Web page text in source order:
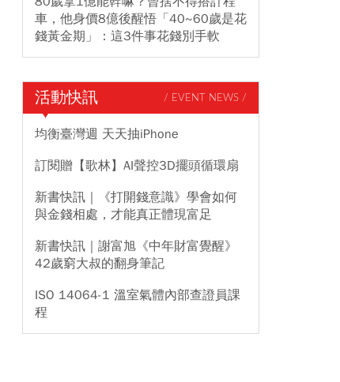
車，他身價8億後醒悟「40~60歲是花
錢黃金期」：這3件事花錢別手軟
活動快訊 / EVENT NEWS /
均衡臺灣週 天天抽iPhone
訂閱贈【歌林】AI聲控3D擺頭循環扇
新書快訊｜《打開錢意識》學會如何
與金錢相處，才能真正體現富足
新書快訊｜謝富旭《中年財富覺醒》
42歲窮大叔的翻身筆記
ISO 14064-1 溫室氣體內部查證員課
程